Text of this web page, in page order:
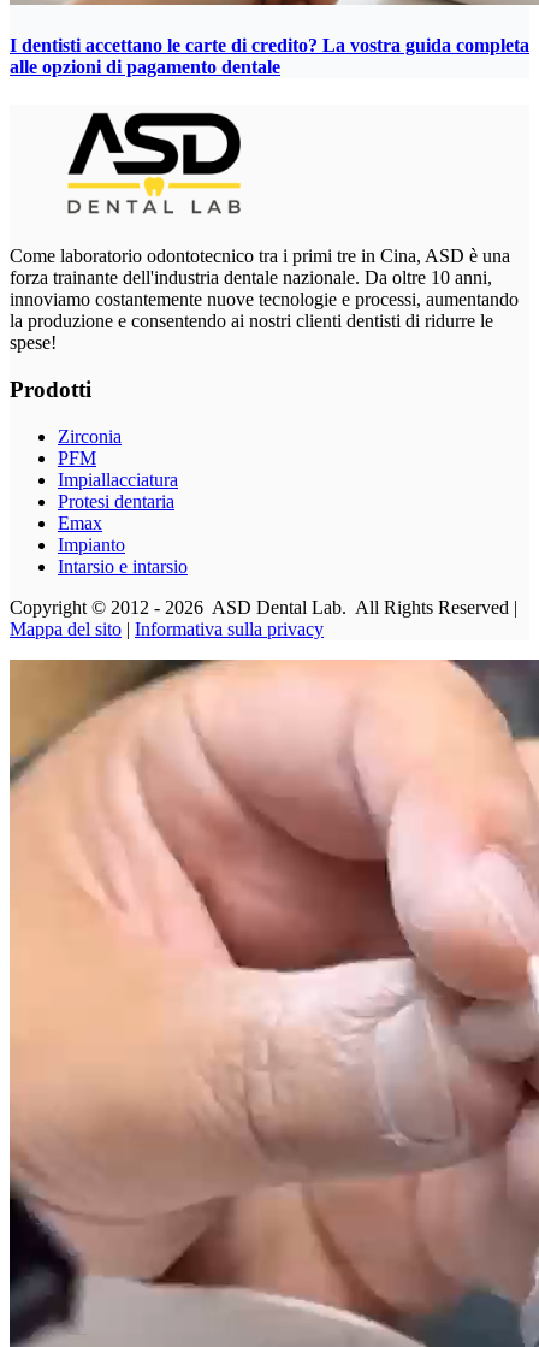
I dentisti accettano le carte di credito? La vostra guida completa
alle opzioni di pagamento dentale
Come laboratorio odontotecnico tra i primi tre in Cina, ASD è una
forza trainante dell'industria dentale nazionale. Da oltre 10 anni,
innoviamo costantemente nuove tecnologie e processi, aumentando
la produzione e consentendo ai nostri clienti dentisti di ridurre le
spese!
Prodotti
Zirconia
PFM
Impiallacciatura
Protesi dentaria
Emax
Impianto
Intarsio e intarsio
Copyright © 2012 - 2026 ASD Dental Lab. All Rights Reserved |
Mappa del sito | Informativa sulla privacy